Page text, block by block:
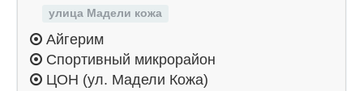
улица Мадели кожа
Айгерим
Спортивный микрорайон
ЦОН (ул. Мадели Кожа)